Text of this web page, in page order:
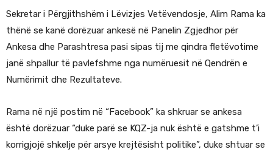
Sekretar i Përgjithshëm i Lëvizjes Vetëvendosje, Alim Rama ka
thënë se kanë dorëzuar ankesë në Panelin Zgjedhor për
Ankesa dhe Parashtresa pasi sipas tij me qindra fletëvotime
janë shpallur të pavlefshme nga numëruesit në Qendrën e
Numërimit dhe Rezultateve.
Rama në një postim në “Facebook” ka shkruar se ankesa
është dorëzuar “duke parë se KQZ-ja nuk është e gatshme t’i
korrigjojë shkelje për arsye krejtësisht politike”, duke shtuar se